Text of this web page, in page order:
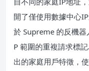
開了僅使用數據中心
於 Supreme 的反機
P 範圍的重複請求標
出的家庭用戶特徵，